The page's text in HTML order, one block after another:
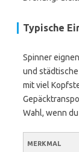
Typische
Spinner
und
mit viel
Wahl, wenn
MERKMAL